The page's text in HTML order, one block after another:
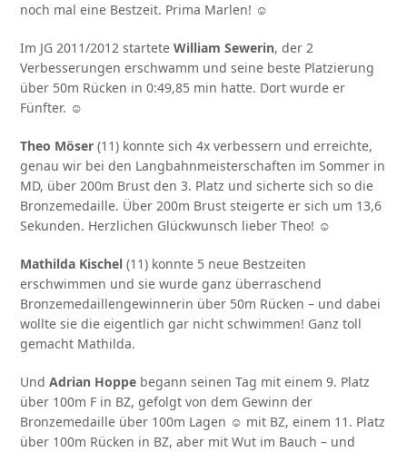
noch mal eine Bestzeit. Prima Marlen! ☺
Im JG 2011/2012 starteteWilliam Sewerin, der 2
Verbesserungen erschwamm und seine beste Platzierung
über 50m Rücken in 0:49,85 min hatte. Dort wurde er
Fünfter. ☺
Theo Möser (11) konnte sich 4x verbessern und erreichte,
genau wir bei den Langbahnmeisterschaften im Sommer in
MD, über 200m Brust den 3. Platz und sicherte sich so die
Bronzemedaille. Über 200m Brust steigerte er sich um 13,6
Sekunden. Herzlichen Glückwunsch lieber Theo! ☺
Mathilda Kischel (11) konnte 5 neue Bestzeiten
erschwimmen und sie wurde ganz überraschend
Bronzemedaillengewinnerin über 50m Rücken – und dabei
wollte sie die eigentlich gar nicht schwimmen! Ganz toll
gemacht Mathilda.
UndAdrian Hoppe begann seinen Tag mit einem 9. Platz
über 100m F in BZ, gefolgt von dem Gewinn der
Bronzemedaille über 100m Lagen ☺ mit BZ, einem 11. Platz
über 100m Rücken in BZ, aber mit Wut im Bauch – und